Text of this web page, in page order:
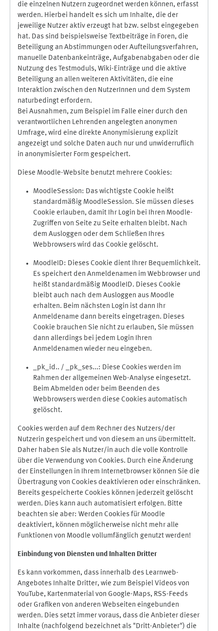
die einzelnen Nutzern zugeordnet werden können, erfasst
werden. Hierbei handelt es sich um Inhalte, die der
jeweilige Nutzer aktiv erzeugt hat bzw. selbst eingegeben
hat. Das sind beispielsweise Textbeiträge in Foren, die
Beteiligung an Abstimmungen oder Aufteilungsverfahren,
manuelle Datenbankeinträge, Aufgabenabgaben oder die
Nutzung des Testmoduls, Wiki-Einträge und die aktive
Beteiligung an allen weiteren Aktivitäten, die eine
Interaktion zwischen den NutzerInnen und dem System
naturbedingt erfordern.
Bei Ausnahmen, zum Beispiel im Falle einer durch den
verantwortlichen Lehrenden angelegten anonymen
Umfrage, wird eine direkte Anonymisierung explizit
angezeigt und solche Daten auch nur und unwiderruflich
in anonymisierter Form gespeichert.
Diese Moodle-Website benutzt mehrere Cookies:
MoodleSession: Das wichtigste Cookie heißt
standardmäßig MoodleSession. Sie müssen dieses
Cookie erlauben, damit Ihr Login bei Ihren Moodle-
Zugriffen von Seite zu Seite erhalten bleibt. Nach
dem Ausloggen oder dem Schließen Ihres
Webbrowsers wird das Cookie gelöscht.
MoodleID: Dieses Cookie dient Ihrer Bequemlichkeit.
Es speichert den Anmeldenamen im Webbrowser und
heißt standardmäßig MoodleID. Dieses Cookie
bleibt auch nach dem Ausloggen aus Moodle
erhalten. Beim nächsten Login ist dann Ihr
Anmeldename dann bereits eingetragen. Dieses
Cookie brauchen Sie nicht zu erlauben, Sie müssen
dann allerdings bei jedem Login Ihren
Anmeldenamen wieder neu eingeben.
_pk_id.. / _pk_ses...: Diese Cookies werden im
Rahmen der allgemeinen Web-Analyse eingesetzt.
Beim Abmelden oder beim Beenden des
Webbrowsers werden diese Cookies automatisch
gelöscht.
Cookies werden auf dem Rechner des Nutzers/der
Nutzerin gespeichert und von diesem an uns übermittelt.
Daher haben Sie als Nutzer/in auch die volle Kontrolle
über die Verwendung von Cookies. Durch eine Änderung
der Einstellungen in Ihrem Internetbrowser können Sie die
Übertragung von Cookies deaktivieren oder einschränken.
Bereits gespeicherte Cookies können jederzeit gelöscht
werden. Dies kann auch automatisiert erfolgen. Bitte
beachten sie aber: Werden Cookies für Moodle
deaktiviert, können möglicherweise nicht mehr alle
Funktionen von Moodle vollumfänglich genutzt werden!
Einbindung von Diensten und Inhalten Dritter
Es kann vorkommen, dass innerhalb des Learnweb-
Angebotes Inhalte Dritter, wie zum Beispiel Videos von
YouTube, Kartenmaterial von Google-Maps, RSS-Feeds
oder Grafiken von anderen Webseiten eingebunden
werden. Dies setzt immer voraus, dass die Anbieter dieser
Inhalte (nachfolgend bezeichnet als "Dritt-Anbieter") die